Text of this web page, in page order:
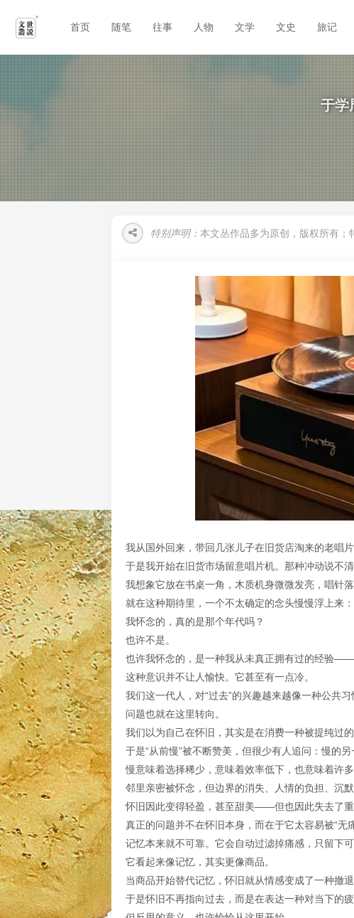
首页 随笔 往事 人物 文学 文史 旅记
于学
特别声明： 本文丛作品多为原创，版权所有；
我从国外回来，带回几张儿子在旧货店淘来的老唱
于是我开始在旧货市场留意唱片机。那种冲动说不
我想象它放在书桌一角，木质机身微微发亮，唱针
就在这种期待里，一个不太确定的念头慢慢浮上来：
我怀念的，真的是那个年代吗？
也许不是。
也许我怀念的，是一种我从未真正拥有过的经验——
这种意识并不让人愉快。它甚至有一点冷。
我们这一代人，对“过去”的兴趣越来越像一种公共
问题也就在这里转向。
我们以为自己在怀旧，其实是在消费一种被提纯过
于是“从前慢”被不断赞美，但很少有人追问：慢的另
慢意味着选择稀少，意味着效率低下，也意味着许
邻里亲密被怀念，但边界的消失、人情的负担、沉
怀旧因此变得轻盈，甚至甜美——但也因此失去了重
真正的问题并不在怀旧本身，而在于它太容易被“无痛
记忆本来就不可靠。它会自动过滤掉痛感，只留下
它看起来像记忆，其实更像商品。
当商品开始替代记忆，怀旧就从情感变成了一种撤
于是怀旧不再指向过去，而是在表达一种对当下的疲